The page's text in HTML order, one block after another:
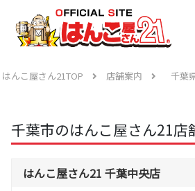
はんこ屋さん21TOP 店舗案内 千葉
千葉市のはんこ屋さん21店
はんこ屋さん21 千葉中央店